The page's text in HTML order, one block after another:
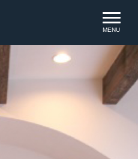
MENU